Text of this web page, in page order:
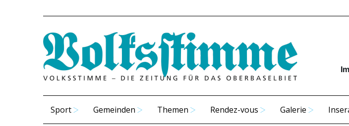
Sport Gemeinden Themen Rendez-vous Galerie